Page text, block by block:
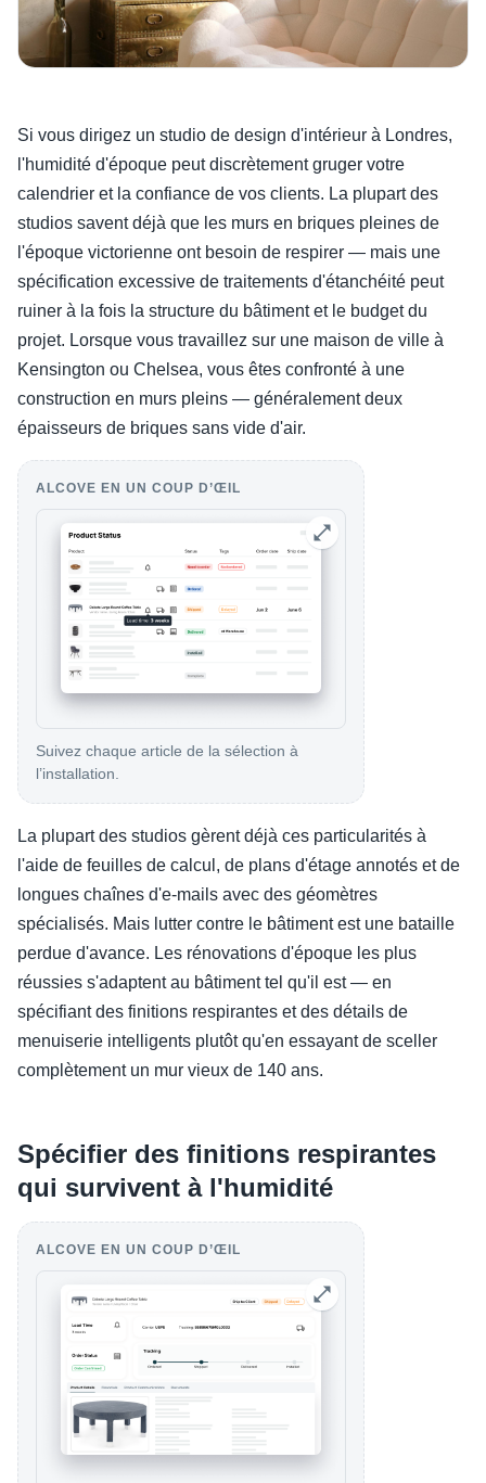
Si vous dirigez un studio de design d'intérieur à Londres,
l'humidité d'époque peut discrètement gruger votre
calendrier et la confiance de vos clients. La plupart des
studios savent déjà que les murs en briques pleines de
l'époque victorienne ont besoin de respirer — mais une
spécification excessive de traitements d'étanchéité peut
ruiner à la fois la structure du bâtiment et le budget du
projet. Lorsque vous travaillez sur une maison de ville à
Kensington ou Chelsea, vous êtes confronté à une
construction en murs pleins — généralement deux
épaisseurs de briques sans vide d'air.
ALCOVE EN UN COUP D’ŒIL
Suivez chaque article de la sélection à
l’installation.
La plupart des studios gèrent déjà ces particularités à
l'aide de feuilles de calcul, de plans d'étage annotés et de
longues chaînes d'e-mails avec des géomètres
spécialisés. Mais lutter contre le bâtiment est une bataille
perdue d'avance. Les rénovations d'époque les plus
réussies s'adaptent au bâtiment tel qu'il est — en
spécifiant des finitions respirantes et des détails de
menuiserie intelligents plutôt qu'en essayant de sceller
complètement un mur vieux de 140 ans.
Spécifier des finitions respirantes
qui survivent à l'humidité
ALCOVE EN UN COUP D’ŒIL